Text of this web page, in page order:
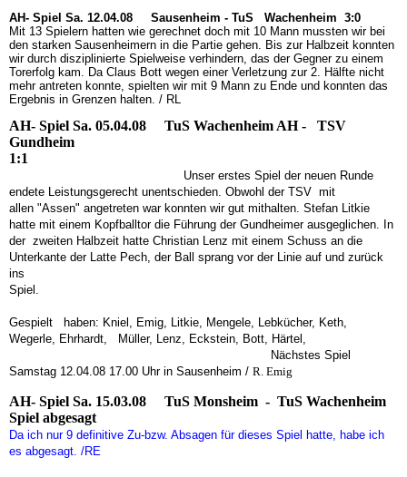
AH- Spiel Sa. 12.04.08 Sausenheim - TuS Wachenheim 3:0
Mit 13 Spielern hatten wie gerechnet doch mit 10 Mann mussten wir bei
den starken Sausenheimern in die Partie gehen. Bis zur Halbzeit konnten
wir durch disziplinierte Spielweise verhindern, das der Gegner zu einem
Torerfolg kam. Da Claus Bott wegen einer Verletzung zur 2. Hälfte nicht
mehr antreten konnte, spielten wir mit 9 Mann zu Ende und konnten das
Ergebnis in Grenzen halten. / RL
AH- Spiel Sa. 05.04.08 TuS Wachenheim AH - TSV
Gundheim
1:1
Unser erstes Spiel der neuen Runde
endete Leistungsgerecht unentschieden. Obwohl der TSV mit
allen "Assen" angetreten war konnten wir gut mithalten. Stefan Litkie
hatte mit einem Kopfballtor die Führung der Gundheimer ausgeglichen. In
der zweiten Halbzeit hatte Christian Lenz mit einem Schuss an die
Unterkante der Latte Pech, der Ball sprang vor der Linie auf und zurück
ins
Spiel.
Gespielt haben: Kniel, Emig, Litkie, Mengele, Lebkücher, Keth,
Wegerle, Ehrhardt, Müller, Lenz, Eckstein, Bott, Härtel ,
Nächstes Spiel
Samstag 12.04.08 17.00 Uhr in Sausenheim / R. Emig
AH- Spiel Sa. 15.03.08
TuS Monsheim - TuS Wachenheim
Spiel abgesagt
Da ich nur 9 definitive Zu-bzw. Absagen für dieses Spiel hatte, habe ich
es abgesagt. /RE